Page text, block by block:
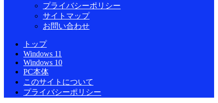
プライバシーポリシー
サイトマップ
お問い合わせ
トップ
Windows 11
Windows 10
PC本体
このサイトについて
プライバシーポリシー